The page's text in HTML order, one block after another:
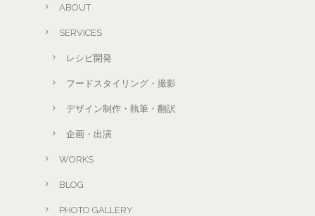
ABOUT
SERVICES
レシピ開発
フードスタイリング・撮影
デザイン制作・執筆・翻訳
企画・出演
WORKS
BLOG
PHOTO GALLERY